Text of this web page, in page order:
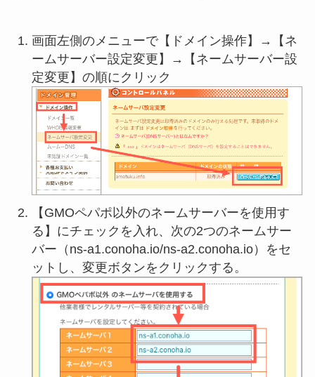
画面左側のメニューで【ドメイン操作】→【ネ
ームサーバー設定変更】→【ネームサーバー設
定変更】の順にクリック
【GMOペパポ以外のネームサーバーを使用す
る】にチェックを入れ、次の2つのネームサー
バー（ns-a1.conoha.io/ns-a2.conoha.io）をセ
ットし、変更ボタンをクリックする。